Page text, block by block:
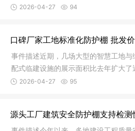
协同转移
2026-04-27 94
口碑厂家工地标准化防护棚 批发
事件描述近期，几场大型的智慧工地
配式临建设施的展示面积比去年扩大
防护棚成
2026-04-27 95
源头工厂建筑安全防护棚支持检测